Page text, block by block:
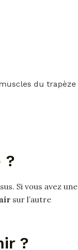
du trapèze
?
Si vous avez une
sur l’autre
?